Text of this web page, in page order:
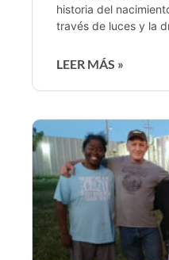
historia del
través de luces y la
LEER MÁS »